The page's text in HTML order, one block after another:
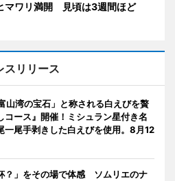
マワリ満開 見頃は3週間ほど
スリリース
山湾の宝石」と称される白えびを贅
コース』開催！ミシュラン星付き名
一尾手剥きした白えびを使用。8月12
？」をその場で体感 ソムリエのナ